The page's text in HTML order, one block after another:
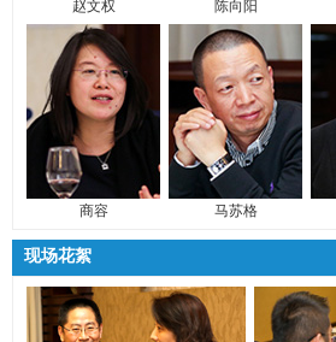
赵文权 陈向阳
商容 马苏格
现场花絮